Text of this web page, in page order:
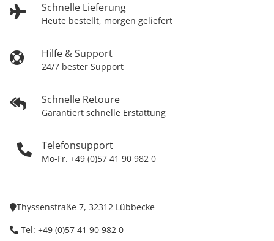
Schnelle Lieferung
Heute bestellt, morgen geliefert
Hilfe & Support
24/7 bester Support
Schnelle Retoure
Garantiert schnelle Erstattung
Telefonsupport
Mo-Fr. +49 (0)57 41 90 982 0
Thyssenstraße 7, 32312 Lübbecke
Tel: +49 (0)57 41 90 982 0